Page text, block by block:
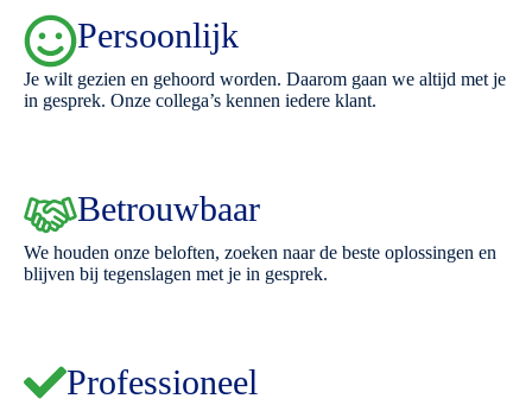
Persoonlijk
Je wilt gezien en gehoord worden. Daarom gaan we altijd met je
in gesprek. Onze collega’s kennen iedere klant.
Betrouwbaar
We houden onze beloften, zoeken naar de beste oplossingen en
blijven bij tegenslagen met je in gesprek.
Professioneel